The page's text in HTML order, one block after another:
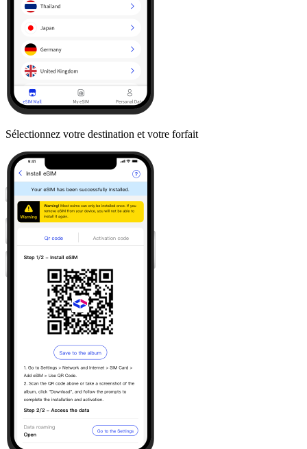
Sélectionnez votre destination et votre forfait